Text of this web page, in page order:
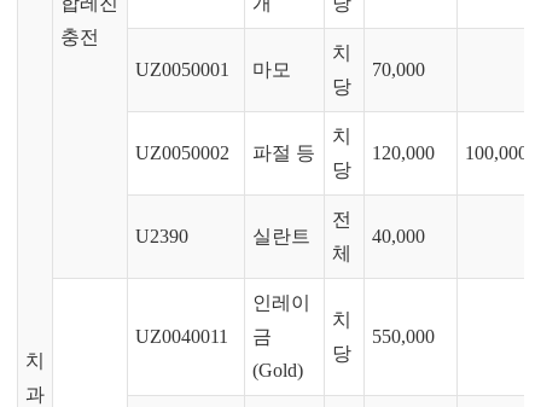
치
과
충전
UZ0050001 마모
치
당
70,000
UZ0050002 파절 등
치
당
120,000 100,000
U2390 실란트
전
체
40,000
UZ0040011
인레이
금
(Gold)
치
당
550,000